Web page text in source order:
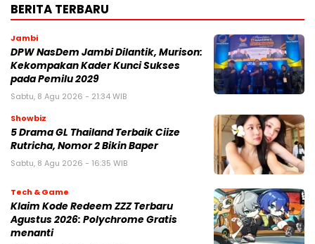
BERITA TERBARU
Jambi
DPW NasDem Jambi Dilantik, Murison:
Kekompakan Kader Kunci Sukses
pada Pemilu 2029
Sabtu, 8 Agu 2026 - 21:34 WIB
Showbiz
5 Drama GL Thailand Terbaik Ciize
Rutricha, Nomor 2 Bikin Baper
Sabtu, 8 Agu 2026 - 16:35 WIB
Tech & Game
Klaim Kode Redeem ZZZ Terbaru
Agustus 2026: Polychrome Gratis
menanti